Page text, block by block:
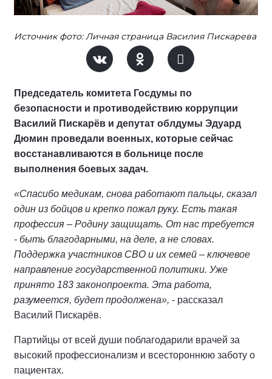
Источник фото: Личная страница Василия Пискарева
Председатель комитета Госдумы по
безопасности и противодействию коррупции
Василий Пискарёв и депутат облдумы Эдуард
Дюмин проведали военных, которые сейчас
восстанавливаются в больнице после
выполнения боевых задач.
«Спасибо медикам, снова работают пальцы, сказал
один из бойцов и крепко пожал руку. Есть такая
профессия – Родину защищать. От нас требуется
- быть благодарными, на деле, а не словах.
Поддержка участников СВО и их семей – ключевое
направление государственной политики. Уже
принято 183 законопроекта. Эта работа,
разумеется, будет продолжена», - рассказал
Василий Пискарёв.
Партийцы от всей души поблагодарили врачей за
высокий профессионализм и всестороннюю заботу о
пациентах.